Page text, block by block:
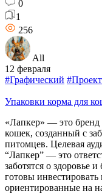
0
1
256
All
12 февраля
#Графический
Упаковки корма для
«Лапкер» — это бренд
кошек, созданный с
питомцев. Целевая
“Лапкер” — это
заботятся о здоровье
готовы
ориентированные на